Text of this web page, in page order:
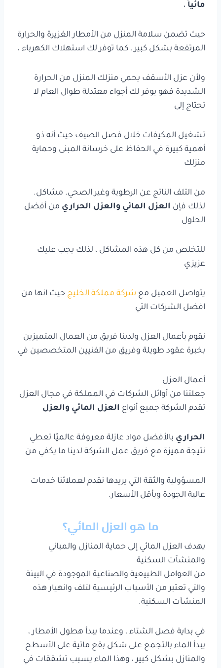
مائياً ،
حيث تضمن سلامة المنزل من الأمطار الغزيرة والحرارة
المرتفعة بشكل كبير ، كما توفر لك استهلاك الكهرباء ،
ولأن عزل الأسقف يحمي منزلك المنزل من الحرارة
الشديدة فهو يوفر لك أجواء معتدلة طوال العام لا
تحتاج إلى
تشغيل المكيفات خلال فصل الصيف حيث أنه ذو
أهمية كبيرة في الحفاظ على خرسانة المبنى وحماية
منزلك
من التلف الناتج عن الرطوبة وغير الصحي. مشاكل.
لذلك فإن العزل المائي والعزل الحراري من أفضل
الحلول
للتخلص من كل هذه المشاكل ، لذلك يجب عليك
عزيزي
يتواصل العميل مع شركة مملكة الخليج حيث انها من
افضل الشركات التي
نقوم بأعمال العزل ولدينا فريق من العمال المتميزين
بخبرة عقود طويلة وفريق من الفنيين المتخصصين في
أعمال العزل
جعلتنا من أوائل الشركات في المملكة في مجال العزل
تقدم الشركة جميع أنواع العزل المائي والعزل
الحراري بالأفضل مواد عازلة معروفة عالميًا تعطي
نتيجة مميزة مع فريق عمل الشركة لدينا ما يكفي من
المسؤولية والثقة التي يريدها نقدم لعملائنا خدمات
عالية الجودة وبأقل الأسعار.
ما هو العزل المائي؟
يهدف العزل المائي إلى حماية المنازل والمباني
والمنشآت السكنية
من العوامل الطبيعية والصناعية الموجودة في البيئة
والتي تعتبر من الأسباب الرئيسية لتلف وانهيار هذه
المنشآت السكنية.
في بداية فصل الشتاء ، وعندما يبدأ هطول الأمطار ،
يبدأ الماء بالتجمع على شكل بقع مائية على الأسطح
والمنازل بشكل كبير ، وهذا الماء يسبب تشققات في